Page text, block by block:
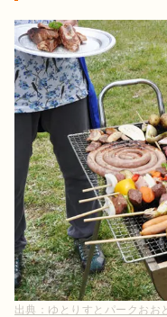
出典： ゆとりすとパークおお